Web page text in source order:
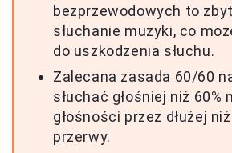
bezprzewodowych to
słuchanie muzyki, co
do uszkodzenia słuchu.
Zalecana zasada 60/60
słuchać głośniej niż 60%
głośności przez dłużej
przerwy.